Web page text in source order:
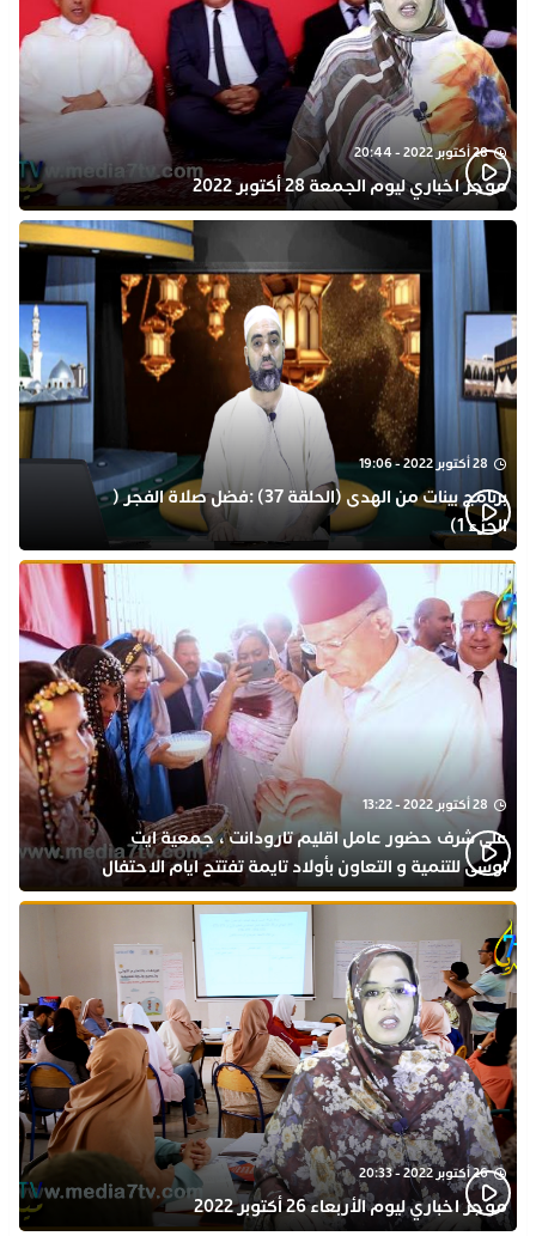
28 أكتوبر 2022 - 20:44
موجز اخباري ليوم الجمعة 28 أكتوبر 2022
28 أكتوبر 2022 - 19:06
برنامج بينات من الهدى (الحلقة 37) :فضل صلاة الفجر (
الجزء 1)
28 أكتوبر 2022 - 13:22
على شرف حضور عامل اقليم تارودانت ، جمعية ايت
اوسى للتنمية و التعاون بأولاد تايمة تفتتح ايام الاحتفال
بذكرى المولد النبوي
26 أكتوبر 2022 - 20:33
موجز اخباري ليوم الأربعاء 26 أكتوبر 2022